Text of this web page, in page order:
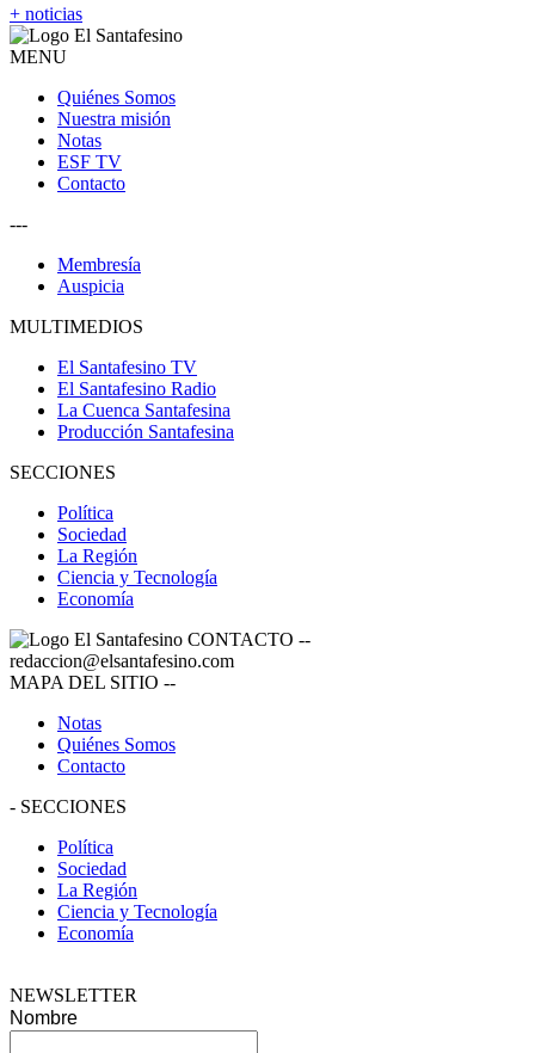
+ noticias
MENU
Quiénes Somos
Nuestra misión
Notas
ESF TV
Contacto
---
Membresía
Auspicia
MULTIMEDIOS
El Santafesino TV
El Santafesino Radio
La Cuenca Santafesina
Producción Santafesina
SECCIONES
Política
Sociedad
La Región
Ciencia y Tecnología
Economía
CONTACTO --
redaccion@elsantafesino.com
MAPA DEL SITIO --
Notas
Quiénes Somos
Contacto
- SECCIONES
Política
Sociedad
La Región
Ciencia y Tecnología
Economía
NEWSLETTER
Nombre